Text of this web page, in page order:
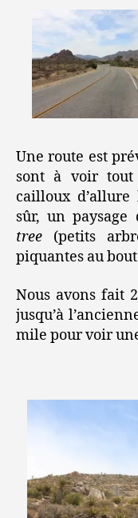
Une route est
sont à voir tout
cailloux
sûr, un paysage
tree (petits
piquantes au
Nous avons fait
jusqu’à
mile pour voir